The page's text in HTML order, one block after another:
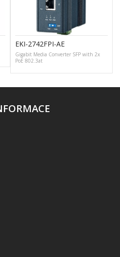
EKI-2742FPI-AE
Gigabit Media Converter SFP with 2x
PoE 802.3at